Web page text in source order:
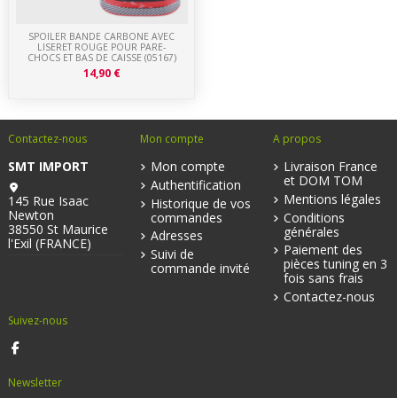
SPOILER BANDE CARBONE AVEC
LISERET ROUGE POUR PARE-
CHOCS ET BAS DE CAISSE (05167)
14,90 €
Contactez-nous
SMT IMPORT
145 Rue Isaac
Newton
38550 St Maurice
l'Exil (FRANCE)
Mon compte
Mon compte
Authentification
Historique de vos
commandes
Adresses
Suivi de
commande invité
A propos
Livraison France
et DOM TOM
Mentions légales
Conditions
générales
Paiement des
pièces tuning en 3
fois sans frais
Contactez-nous
Suivez-nous
Newsletter